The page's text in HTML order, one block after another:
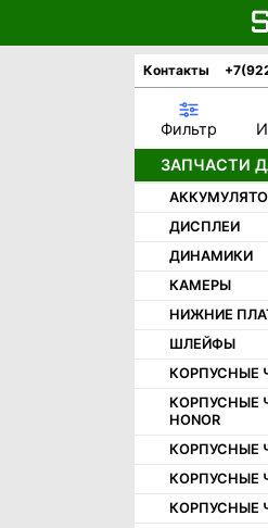
Контакты
Фильтр
ЗАПЧАСТИ
ДИСПЛЕИ
ДИНАМИКИ
КАМЕРЫ
НИЖНИЕ
ШЛЕЙФЫ
КОРПУСНЫЕ
КОРПУСНЫЕ
HONOR
КОРПУСНЫЕ
КОРПУСНЫЕ
КОРПУСНЫЕ